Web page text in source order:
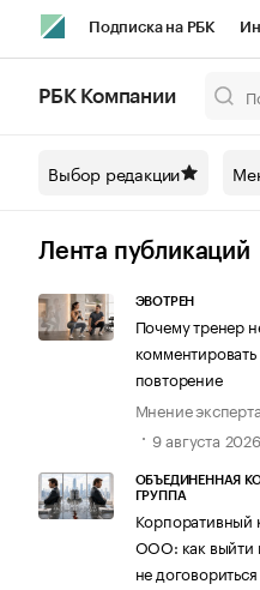
Подписка на РБК
Спецпроекты СПб
Технологии и медиа
РБК Компании
Выбор редакции
Лента публикаций
ЭВОТРЕН
Почему тренер
повторение
Мнение эксперта
9 августа 2026
ОБЪЕДИНЕННАЯ
ГРУППА
Корпоративный
ООО: как выйти
не договориться